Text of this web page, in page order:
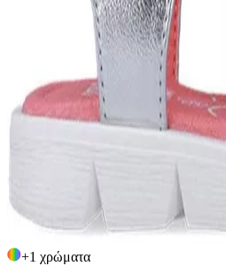
+1 χρώματα